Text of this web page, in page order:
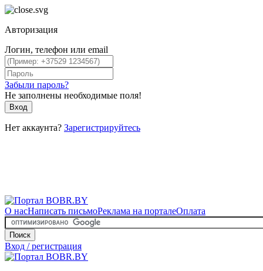
Авторизация
Логин, телефон или email
Забыли пароль?
Не заполнены необходимые поля!
Вход
Нет аккаунта? Зарегистрируйтесь
О насНаписать письмоРеклама на порталеОплата
Поиск
Вход / регистрация